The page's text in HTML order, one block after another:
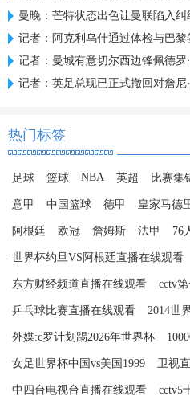
曼晚：芒特状态出色让曼联陷入纠
记者：阿克利乌什通过体检与巴
记者：曼城有意切尔西边锋佩德罗
记者：英足总现已正式撤回对詹尼
热门标签
足球 篮球 NBA 英超 比赛集
意甲 中国篮球 德甲 皇家马德
阿根廷 欧冠 詹姆斯 法甲 76
世界杯约旦VS阿根廷直播在线观看
东方财经频道直播在线观看 cctv
乒乓球比赛直播在线观看 2014世
外媒:c罗计划踢2026年世界杯
女足世界杯中国vs美国1999 卫视
中四台电视台直播在线观看 cctv5